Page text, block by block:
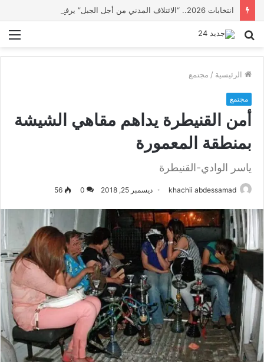
بحث
الرئيسية / مجتمع
مجتمع
أمن القنيطرة يداهم مقاهي الشيشة
بمنطقة المعمورة
ياسر الوادي-القنيطرة
khachii abdessamad ديسمبر 25, 2018 0
56